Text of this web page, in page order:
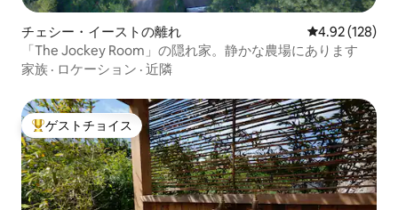
チェシー・イーストの離れ レビュー128
4.92 (128)
「The Jockey Room」の隠れ家。静かな農場にあります
家族 · ロケーション · 近隣
大好評のゲストチョイスです。
ゲストチョイス